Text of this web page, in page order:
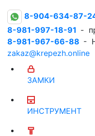
8-904-634-87-
8-981-997-18-91 -
8-981-967-66-88 -
zakaz@krepezh.online
ЗАМКИ
ИНСТРУМЕНТ